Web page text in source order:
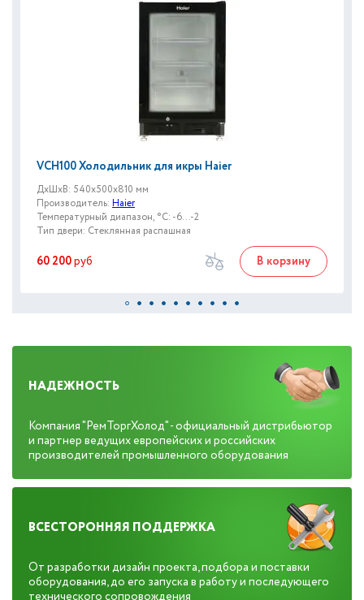
VCH100 Холодильник для икры Haier
ДxШxВ: 540x500x810 мм
Производитель: Haier
Температурный диапазон, °C: -6...-2
Тип двери: Стеклянная распашная
60 200руб В корзину
НАДЕЖНОСТЬ
Компания "РемТоргХолод" - официальный дистрибьютор
и партнер ведущих европейских и российских
производителей промышленного оборудования
ВСЕСТОРОННЯЯ ПОДДЕРЖКА
От разработки дизайн проекта, подбора и поставки
оборудования, до его запуска в работу и последующего
технического сопровождения